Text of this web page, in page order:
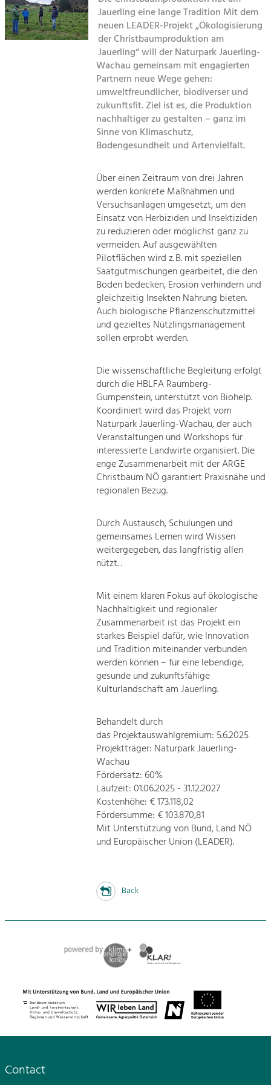
Sitemap
Kontakt
Landscape.
Tourism
Offer Development and Positioning
Art & Culture
Crafts, Science and Research.
Social Affairs, Education
Equality, Youth and Integration.
Mobility & Energy
Climate Change, Public Transport and
Renewable Energy.
Increase in Regional Value Added.
Jauerling eine lange Tradition Mit dem
neuen LEADER-Projekt „Ökologisierung
der Christbaumproduktion am
Jauerling“ will der Naturpark Jauerling-
Wachau gemeinsam mit engagierten
Partnern neue Wege gehen:
umweltfreundlicher, biodiverser und
zukunftsfit. Ziel ist es, die Produktion
nachhaltiger zu gestalten – ganz im
Sinne von Klimaschutz,
Bodengesundheit und Artenvielfalt.
Über einen Zeitraum von drei Jahren
werden konkrete Maßnahmen und
Versuchsanlagen umgesetzt, um den
Einsatz von Herbiziden und Insektiziden
zu reduzieren oder möglichst ganz zu
vermeiden. Auf ausgewählten
Pilotflächen wird z. B. mit speziellen
Saatgutmischungen gearbeitet, die den
Boden bedecken, Erosion verhindern und
gleichzeitig Insekten Nahrung bieten.
Auch biologische Pflanzenschutzmittel
und gezieltes Nützlingsmanagement
sollen erprobt werden.
Die wissenschaftliche Begleitung erfolgt
durch die HBLFA Raumberg-
Gumpenstein, unterstützt von Biohelp.
Koordiniert wird das Projekt vom
Naturpark Jauerling-Wachau, der auch
Veranstaltungen und Workshops für
interessierte Landwirte organisiert. Die
enge Zusammenarbeit mit der ARGE
Christbaum NÖ garantiert Praxisnähe und
regionalen Bezug.
Durch Austausch, Schulungen und
gemeinsames Lernen wird Wissen
weitergegeben, das langfristig allen
nützt. .
Mit einem klaren Fokus auf ökologische
Nachhaltigkeit und regionaler
Zusammenarbeit ist das Projekt ein
starkes Beispiel dafür, wie Innovation
und Tradition miteinander verbunden
werden können – für eine lebendige,
gesunde und zukunftsfähige
Kulturlandschaft am Jauerling.
Behandelt durch
das Projektauswahlgremium: 5.6.2025
Projektträger: Naturpark Jauerling-
Wachau
Fördersatz: 60%
Laufzeit: 01.06.2025 - 31.12.2027
Kostenhöhe: € 173.118,02
Fördersumme: € 103.870,81
Mit Unterstützung von Bund, Land NÖ
und Europäischer Union (LEADER).
Back
Contact